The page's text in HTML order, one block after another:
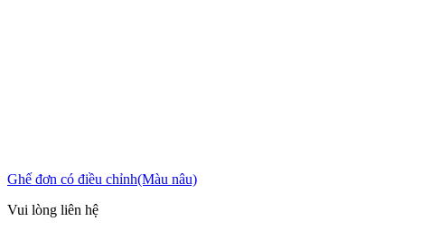
Ghế đơn có điều chỉnh(Màu nâu)
Vui lòng liên hệ